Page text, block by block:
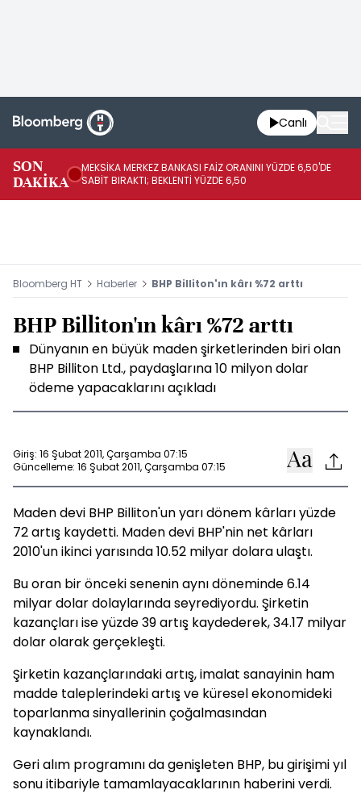
Canlı
SON
DAKİKA
MEKSİKA MERKEZ BANKASI FAİZ ORANINI YÜZDE 6,50'DE
SABİT BIRAKTI; BEKLENTİ YÜZDE 6,50
Bloomberg HT Haberler BHP Billiton'ın kârı %72 arttı
BHP Billiton'ın kârı %72 arttı
Dünyanın en büyük maden şirketlerinden biri olan
BHP Billiton Ltd., paydaşlarına 10 milyon dolar
ödeme yapacaklarını açıkladı
Giriş: 16 Şubat 2011, Çarşamba 07:15
Güncelleme: 16 Şubat 2011, Çarşamba 07:15
Maden devi BHP Billiton'un yarı dönem kârları yüzde
72 artış kaydetti. Maden devi BHP'nin net kârları
2010'un ikinci yarısında 10.52 milyar dolara ulaştı.
Bu oran bir önceki senenin aynı döneminde 6.14
milyar dolar dolaylarında seyrediyordu. Şirketin
kazançları ise yüzde 39 artış kaydederek, 34.17 milyar
dolar olarak gerçekleşti.
Şirketin kazançlarındaki artış, imalat sanayinin ham
madde taleplerindeki artış ve küresel ekonomideki
toparlanma sinyallerinin çoğalmasından
kaynaklandı.
Geri alım programını da genişleten BHP, bu girişimi yıl
sonu itibariyle tamamlayacaklarının haberini verdi.